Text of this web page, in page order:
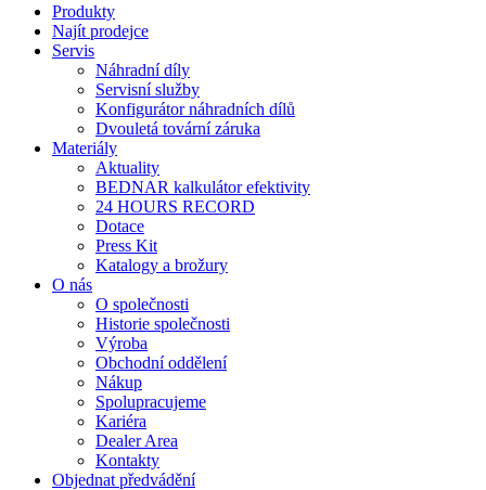
Produkty
Najít prodejce
Servis
Náhradní díly
Servisní služby
Konfigurátor náhradních dílů
Dvouletá tovární záruka
Materiály
Aktuality
BEDNAR kalkulátor efektivity
24 HOURS RECORD
Dotace
Press Kit
Katalogy a brožury
O nás
O společnosti
Historie společnosti
Výroba
Obchodní oddělení
Nákup
Spolupracujeme
Kariéra
Dealer Area
Kontakty
Objednat předvádění